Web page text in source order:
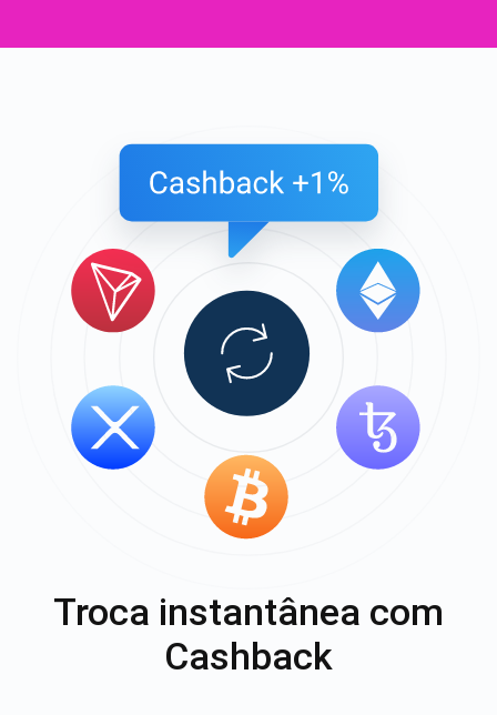
Troca instantânea com
Cashback